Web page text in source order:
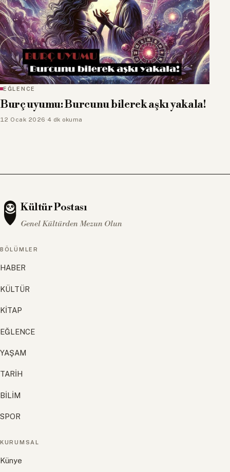
EĞLENCE
Burç uyumu: Burcunu bilerek aşkı yakala!
12 Ocak 2026 ·4 dk okuma
Kültür Postası
Genel Kültürden Mezun Olun
BÖLÜMLER
HABER
KÜLTÜR
KİTAP
EĞLENCE
YAŞAM
TARİH
BİLİM
SPOR
KURUMSAL
Künye